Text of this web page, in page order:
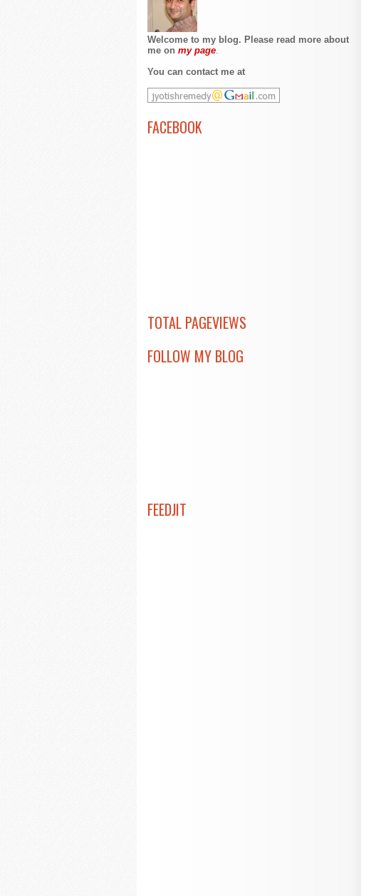
Welcome to my blog. Please read more about
me on my page
You can contact me at
FACEBOOK
TOTAL PAGEVIEWS
FOLLOW MY BLOG
FEEDJIT